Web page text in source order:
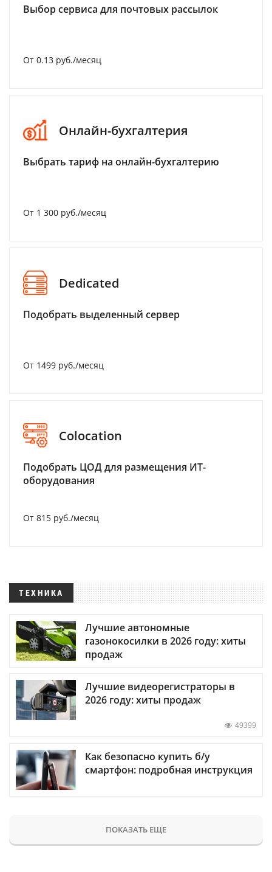
Выбор сервиса для почтовых рассылок
От 0.13 руб./месяц
Онлайн-бухгалтерия
Выбрать тариф на онлайн-бухгалтерию
От 1 300 руб./месяц
Dedicated
Подобрать выделенный сервер
От 1499 руб./месяц
Colocation
Подобрать ЦОД для размещения ИТ-
оборудования
От 815 руб./месяц
ТЕХНИКА
Лучшие автономные
газонокосилки в 2026 году: хиты
продаж
Лучшие видеорегистраторы в
2026 году: хиты продаж
49399
Как безопасно купить б/у
смартфон: подробная инструкция
ПОКАЗАТЬ ЕЩЕ